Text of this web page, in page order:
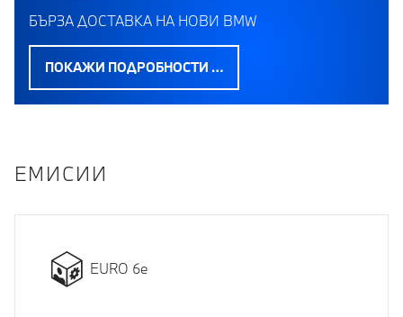
БЪРЗА ДОСТАВКА НА НОВИ BMW
ПОКАЖИ ПОДРОБНОСТИ …
EМИСИИ
EURO 6e